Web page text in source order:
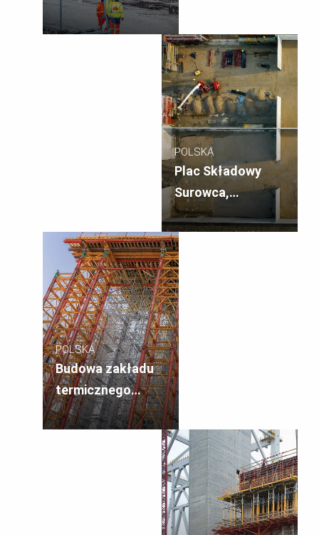
POLSKA
Plac Składowy
Surowca,
Województwo
Mazowieckie
POLSKA
Budowa zakładu
termicznego
przekształcania
odpadów